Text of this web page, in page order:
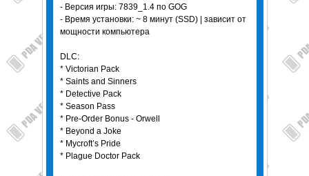
- Версия игры: 7839_1.4 по GOG
- Время установки: ~ 8 минут (SSD) | зависит от
мощности компьютера
DLC:
* Victorian Pack
* Saints and Sinners
* Detective Pack
* Season Pass
* Pre-Order Bonus - Orwell
* Beyond a Joke
* Mycroft’s Pride
* Plague Doctor Pack